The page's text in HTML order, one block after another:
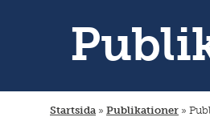
Startsida » Publikationer »